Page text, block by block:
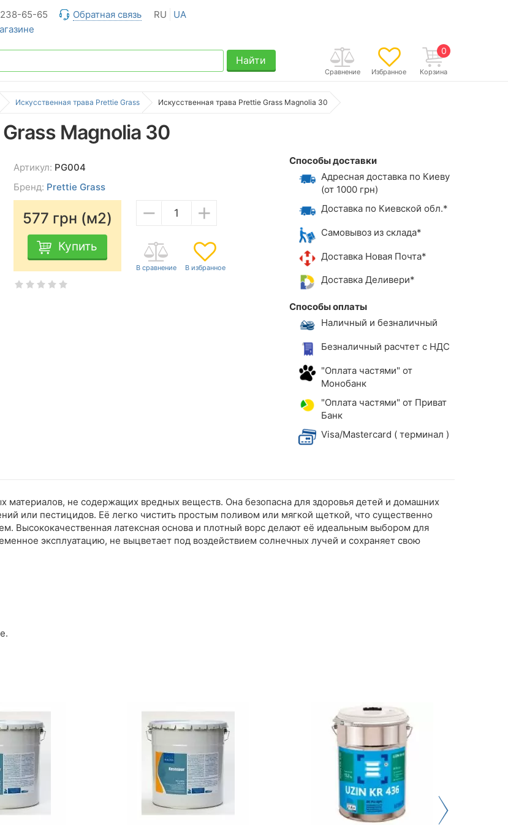
65-65 Обратная связь RU
UA
0
Корзина
Избранное
Сравнение
Найти
Искусственная трава Prettie Grass Искусственная трава Prettie Grass Magnolia 30
Magnolia 30
Артикул: PG004
Бренд: Prettie Grass
577 грн (м2)
Купить
− +
Способы доставки
Адресная доставка по Киеву
(от 1000 грн)
Доставка по Киевской обл.*
Самовывоз из склада*
Доставка Новая Почта*
Доставка Деливери*
Способы оплаты
Наличный и безналичный
Безналичный расчтет с НДС
"Оплата частями" от
Монобанк
"Оплата частями" от Приват
Банк
Visa/Mastercard ( терминал )
материалов, не содержащих вредных веществ. Она безопасна для здоровья детей и домашних
или пестицидов. Её легко чистить простым поливом или мягкой щеткой, что существенно
Высококачественная латексная основа и плотный ворс делают её идеальным выбором для
эксплуатацию, не выцветает под воздействием солнечных лучей и сохраняет свою